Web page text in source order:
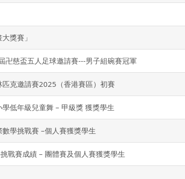
獎賽」
卍慈盃五人足球邀請賽---男子組碗賽冠軍
匹克邀請賽2025（香港賽區）初賽
低年級兒童舞 – 甲級獎 獲獎學生
學挑戰賽 –個人賽獲獎學生
戰賽成績 – 團體賽及個人賽獲獎學生